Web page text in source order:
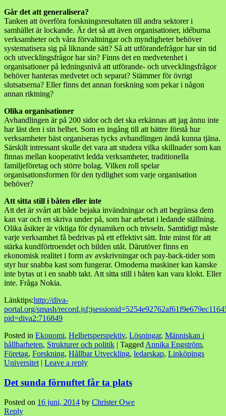
Går det att generalisera?
Tanken att överföra forskningsresultaten till andra sektorer i
samhället är lockande. Är det så att även organisationer, idéburna
verksamheter och våra förvaltningar och myndigheter behöver
systematisera sig på liknande sätt? Så att utförandefrågor har sin tid
och utvecklingsfrågor har sin? Finns det en medvetenhet i
organisationer på ledningsnivå att utförande- och utvecklingsfrågor
behöver hanteras medvetet och separat? Stämmer för övrigt
slutsatserna? Eller finns det annan forskning som pekar i någon
annan riktning?
Olika organisationer
Avhandlingen är på 200 sidor och det ska erkännas att jag ännu inte
har läst den i sin helhet. Som en ingång till att bättre förstå hur
verksamheter bäst organiseras tycks avhandlingen ändå kunna tjäna.
Särskilt intressant skulle det vara att studera vilka skillnader som kan
finnas mellan kooperativt ledda verksamheter, traditionella
familjeföretag och större bolag. Vilken roll spelar
organisationsformen för den tydlighet som varje organisation
behöver?
Att sitta still i båten eller inte
Att det är svårt att både bejaka invändningar och att begränsa dem
kan var och en skriva under på, som har arbetat i ledande ställning.
Olika åsikter är viktiga för dynamiken och trivseln. Samtidigt måste
varje verksamhet få bedrivas på ett effektivt sätt. Inte minst för att
stärka kundförtroendet och bilden utåt. Därutöver finns en
ekonomisk realitet i form av avskrivningar och pay-back-tider som
styr hur snabba kast som fungerar. Omoderna maskiner kan kanske
inte bytas ut i en snabb takt. Att sitta still i båten kan vara klokt. Eller
inte. Fråga Nokia.
Länktips:http://diva-
portal.org/smash/
pid=diva2:716849
Posted in Ekonomi, Helhetsperspektiv, Lösningar, Människan i
hållbarheten, Strukturer och politik | Tagged Annika Engström,
Företag, Forskning, Hållbar Utveckling, ledarskap, Linköpings
Universitet | Leave a reply
Det sunda förnuftet får ta plats
Posted on 16 juni, 2014 by Christer Owe
Reply